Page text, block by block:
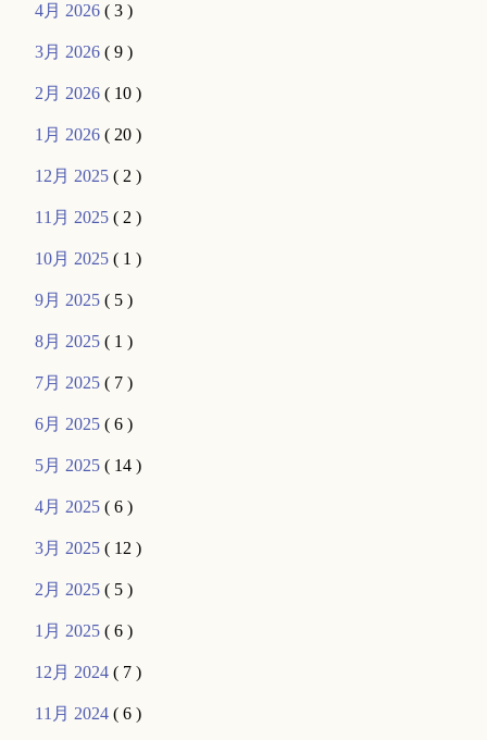
4月 2026( 3 )
3月 2026( 9 )
2月 2026( 10 )
1月 2026( 20 )
12月 2025( 2 )
11月 2025( 2 )
10月 2025( 1 )
9月 2025( 5 )
8月 2025( 1 )
7月 2025( 7 )
6月 2025( 6 )
5月 2025( 14 )
4月 2025( 6 )
3月 2025( 12 )
2月 2025( 5 )
1月 2025( 6 )
12月 2024( 7 )
11月 2024( 6 )